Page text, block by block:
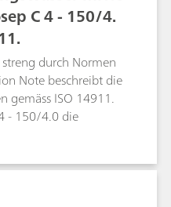
Die
mit geringer
bei ca. 50 ng/L und
L. Matrices mit
nur nach einer
über einen
C 4 - 150/4.
durch Normen
Note beschreibt die
gemäss ISO 14911.
- 150/4.0 die